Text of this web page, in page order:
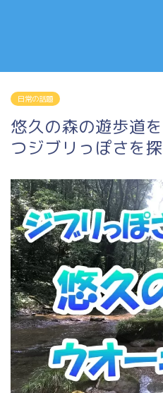
日常の話題
悠久の森の遊歩道
つジブリっぽさを探